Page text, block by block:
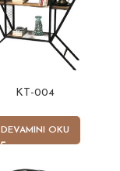
KT-004
DEVAMINI OKU